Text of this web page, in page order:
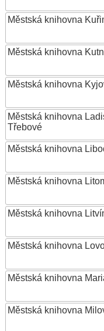
Městská knihovna
Městská knihovna
Městská knihovna
Městská knihovna
Třebové
Městská knihovna
Městská knihovna
Městská knihovna
Městská knihovna
Městská knihovna
Městská knihovna